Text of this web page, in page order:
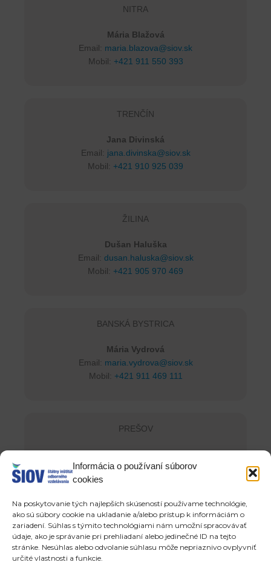
Informácia o používaní súborov
cookies
Na poskytovanie tých najlepších skúseností používame technológie,
ako sú súbory cookie na ukladanie a/alebo prístup k informáciám o
zariadení. Súhlas s týmito technológiami nám umožní spracovávať
údaje, ako je správanie pri prehliadaní alebo jedinečné ID na tejto
stránke. Nesúhlas alebo odvolanie súhlasu môže nepriaznivo ovplyvniť
určité vlastnosti a funkcie.
NITRA
Mária Blažová
Email: maria.blazova@siov.sk
Mobil: +421 911 550 393
TRENČÍN
Jana Divinská
Email: jana.divinska@siov.sk
Mobil: +421 910 925 039
ŽILINA
Dušan Haluška
Email: dusan.haluska@siov.sk
Mobil: +421 905 970 469
BANSKÁ BYSTRICA
Mária Vydrová
Email: maria.vydrova@siov.sk
Mobil: +421 911 469 111
PREŠOV
Email:andrea.ondova@siov.sk
Mobil:
KOŠICE
Gabriela Lacková